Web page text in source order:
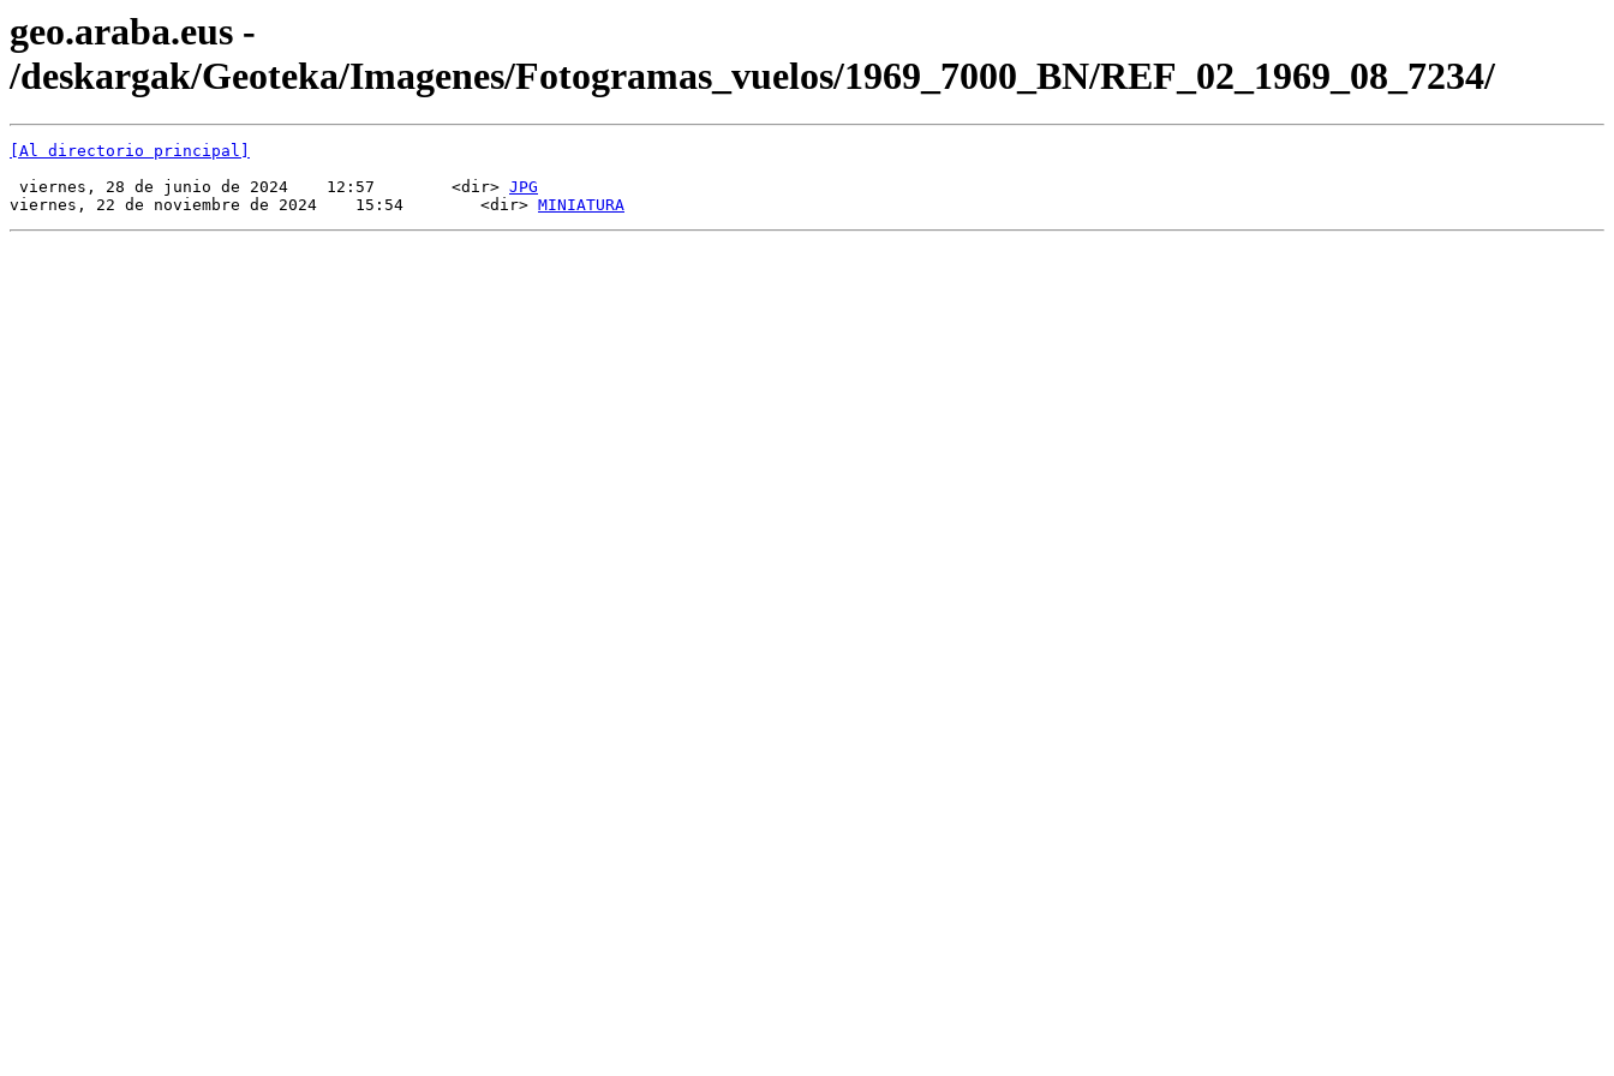
geo.araba.eus -
/deskargak/Geoteka/Imagenes/Fotogramas_vuelos/1969_7000_BN/REF_02_1969_08_7234/
[Al directorio principal]
viernes, 28 de junio de 2024    12:57        <dir> JPG
viernes, 22 de noviembre de 2024    15:54        <dir> MINIATURA